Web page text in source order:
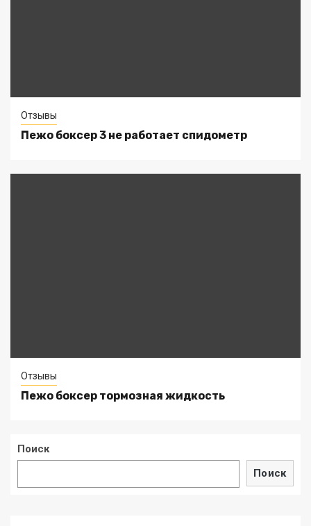
Отзывы
Пежо боксер 3 не работает спидометр
Отзывы
Пежо боксер тормозная жидкость
Поиск
Поиск